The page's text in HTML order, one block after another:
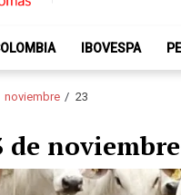
y
IBOVESPA
noviembre 23
de